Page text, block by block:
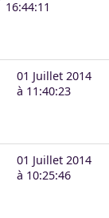
16:44:11
01 Juillet 2014
à 11:40:23
01 Juillet 2014
à 10:25:46